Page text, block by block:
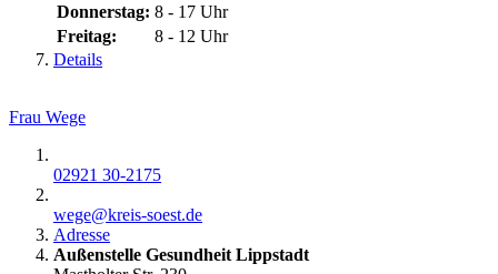
Donnerstag: 8 - 17 Uhr
Freitag:
8 - 12 Uhr
Details
Frau Wege
02921 30-2175
wege@​kreis-soest.de
Adresse
Außenstelle Gesundheit Lippstadt